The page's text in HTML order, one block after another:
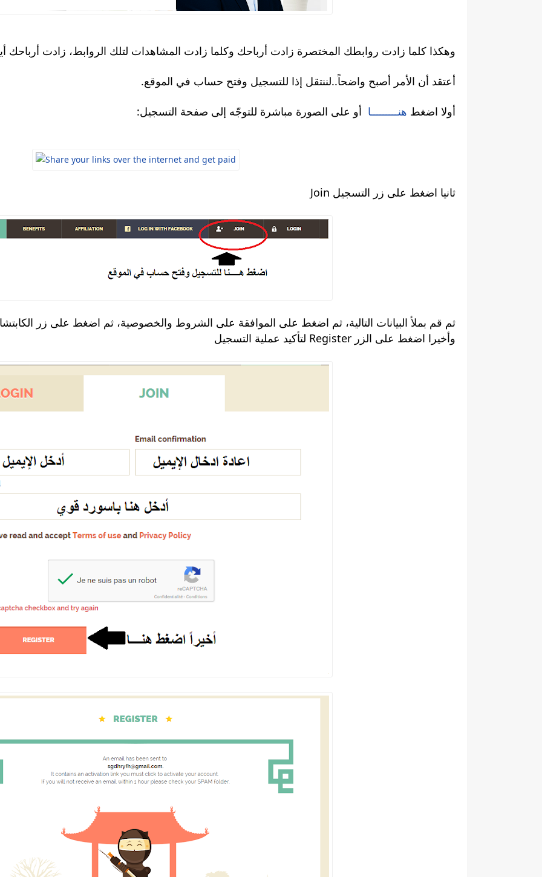
وهكذا كلما زادت روابطك المختصرة زادت أرباحك وكلما زادت المشاهدات لتلك الروابط، زادت أرباحك
.أعتقد أن الأمر أصبح واضحاً..لننتقل إذا للتسجيل وفتح حساب في الموقع
:أولا اضغط هنـــــــــا أو على الصورة مباشرة للتوجّه إلى صفحة التسجيل
Join ثانيا اضغط على زر التسجيل
ثم قم بملأ البيانات التالية، ثم اضغط على الموافقة على الشروط والخصوصية، ثم اضغط على زر
لتأكيد عملية التسجيل Register وأخيرا اضغط على الزر